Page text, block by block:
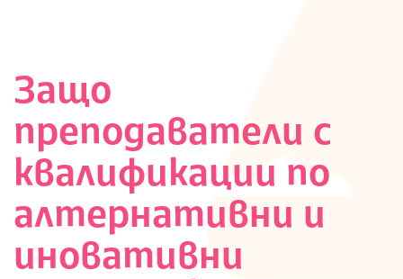
Защо
преподаватели с
квалификации по
алтернативни и
иновативни